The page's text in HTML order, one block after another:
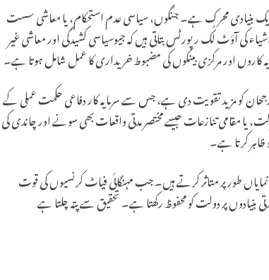
کا ایک بنیادی محرک ہے۔ جنگوں، سیاسی عدم استحکام، یا معاشی سست
کی آؤٹ لُک رپورٹس بتاتی ہیں کہ جیوسیاسی کشیدگی اور معاشی غیر
اور مرکزی بینکوں کی مضبوط خریداری کا عمل شامل ہوتا ہے۔
کو مزید تقویت دی ہے، جس سے سرمایہ کار دفاعی حکمت عملی کے
یا مقامی تنازعات جیسے مختصر مدتی واقعات بھی سونے اور چاندی کی
کرتا ہے۔
طور پر متاثر کرتے ہیں۔ جب مہنگائی فیاٹ کرنسیوں کی قوت
بنیادوں پر دولت کو محفوظ رکھتا ہے۔ تحقیق سے پتہ چلتا ہے